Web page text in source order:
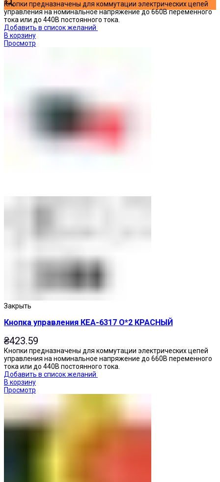
Кнопки предназначены для коммутации электрических цепей
управления на номинальное напряжение до 660В переменного
тока или до 440В постоянного тока.
Добавить в список желаний
В корзину
Просмотр
Закрыть
Кнопка управления КЕА-6317 О*2 КРАСНЫЙ
₴423.59
Кнопки предназначены для коммутации электрических цепей
управления на номинальное напряжение до 660В переменного
тока или до 440В постоянного тока.
Добавить в список желаний
В корзину
Просмотр